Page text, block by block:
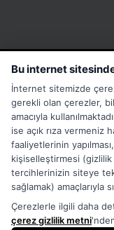
15 Temmuz
Phone:
Bu internet
İnternet sitemizde
gerekli olan çerezler,
amacıyla
ise açık rıza vermeniz
faaliyetlerinin
kişiselleştirmesi
tercihlerinizin siteye
sağlamak) amaçlarıyla
Çerezlerle ilgili daha
çerez gizlilik metni